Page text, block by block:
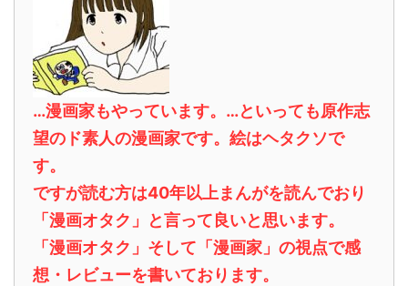
…漫画家もやっています。…といっても原作志
望のド素人の漫画家です。絵はヘタクソで
す。
ですが読む方は40年以上まんがを読んでおり
「漫画オタク」と言って良いと思います。
「漫画オタク」そして「漫画家」の視点で感
想・レビューを書いております。